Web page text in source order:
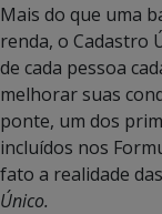
Mais do que uma
renda, o Cadastro
de cada pessoa
melhorar suas
ponte, um dos
incluídos nos
fato a realidade
Único.